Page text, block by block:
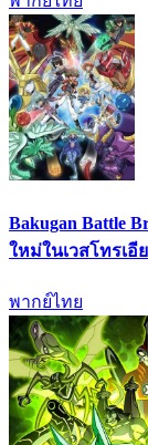
Bakugan Battle
ใหม่ในเวสโทรเอี
พากย์ไทย